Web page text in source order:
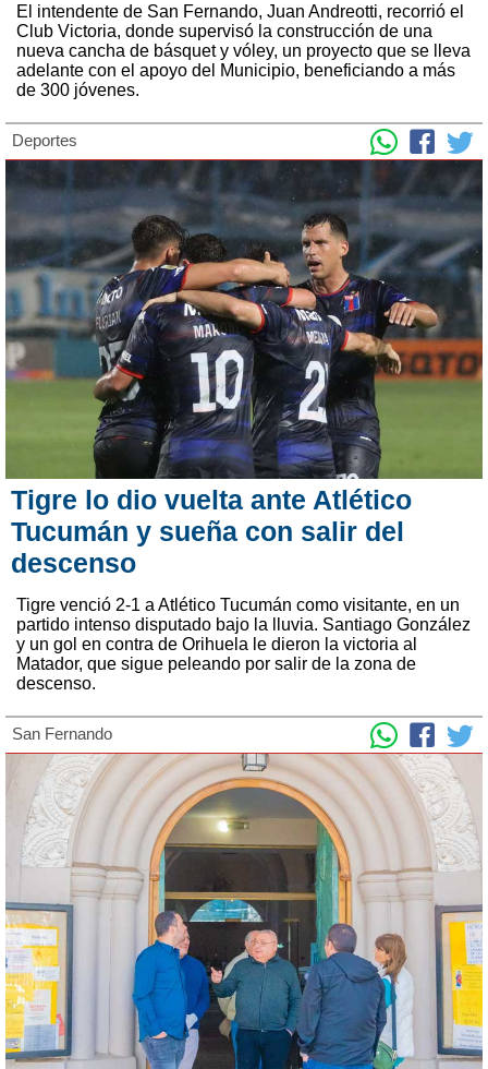
El intendente de San Fernando, Juan Andreotti, recorrió el
Club Victoria, donde supervisó la construcción de una
nueva cancha de básquet y vóley, un proyecto que se lleva
adelante con el apoyo del Municipio, beneficiando a más
de 300 jóvenes.
Deportes
Tigre lo dio vuelta ante Atlético
Tucumán y sueña con salir del
descenso
Tigre venció 2-1 a Atlético Tucumán como visitante, en un
partido intenso disputado bajo la lluvia. Santiago González
y un gol en contra de Orihuela le dieron la victoria al
Matador, que sigue peleando por salir de la zona de
descenso.
San Fernando